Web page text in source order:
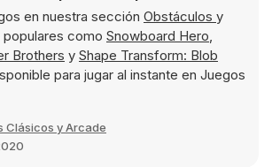
en nuestra sección Obstáculos y
como Snowboard Hero,
Brothers y Shape Transform: Blob
para jugar al instante en Juegos
Clásicos y Arcade